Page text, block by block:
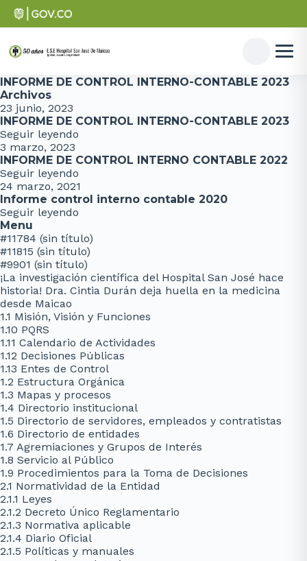
INFORME DE CONTROL INTERNO-CONTABLE 2023
Archivos
23 junio, 2023
INFORME DE CONTROL INTERNO-CONTABLE 2023
Seguir leyendo
3 marzo, 2023
INFORME DE CONTROL INTERNO CONTABLE 2022
Seguir leyendo
24 marzo, 2021
Informe control interno contable 2020
Seguir leyendo
Menu
#11784 (sin título)
#11815 (sin título)
#9901 (sin título)
¡La investigación científica del Hospital San José hace
historia! Dra. Cintia Durán deja huella en la medicina
desde Maicao
1.1 Misión, Visión y Funciones
1.10 PQRS
1.11 Calendario de Actividades
1.12 Decisiones Públicas
1.13 Entes de Control
1.2 Estructura Orgánica
1.3 Mapas y procesos
1.4 Directorio institucional
1.5 Directorio de servidores, empleados y contratistas
1.6 Directorio de entidades
1.7 Agremiaciones y Grupos de Interés
1.8 Servicio al Público
1.9 Procedimientos para la Toma de Decisiones
2.1 Normatividad de la Entidad
2.1.1 Leyes
2.1.2 Decreto Único Reglamentario
2.1.3 Normativa aplicable
2.1.4 Diario Oficial
2.1.5 Políticas y manuales